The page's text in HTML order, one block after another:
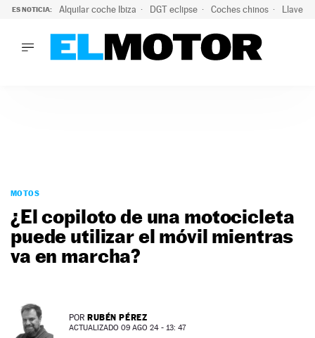
ES NOTICIA: Alquilar coche Ibiza DGT eclipse Coches chinos Llaves
PODCAST
MOTOS
TECNOLOGÍA
SUPERCOCHES
SERVICIOS
NEWSLETTER
MOTOS
¿El copiloto de una motocicleta
puede utilizar el móvil mientras
va en marcha?
POR RUBÉN PÉREZ
ACTUALIZADO 09 AGO 24 - 13: 47